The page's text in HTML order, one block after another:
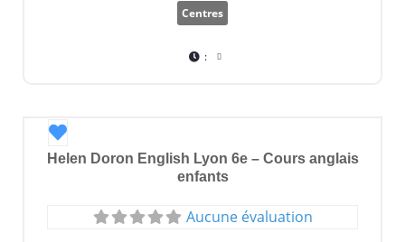
Centres
:
Favori
Helen Doron English Lyon 6e – Cours anglais
enfants
Aucune évaluation